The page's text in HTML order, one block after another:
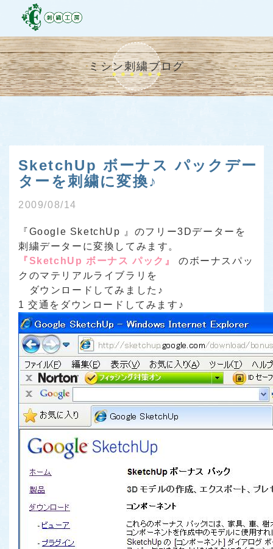
ミシン刺繍ブログ
SketchUp ボーナス パックデー
ターを刺繍に変換♪
2009/08/14
『Google SketchUp 』のフリー3Dデーターを
刺繍データーに変換してみます。
『SketchUp ボーナス パック』 のボーナスパッ
クのマテリアルライブラリを
ダウンロードしてみました♪
1 交通をダウンロードしてみます♪